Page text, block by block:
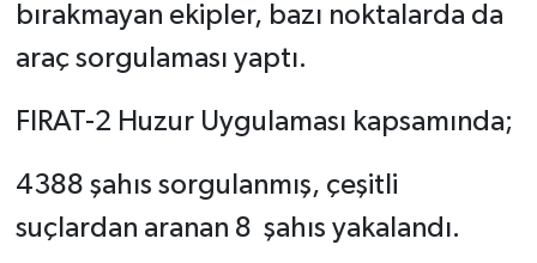
bırakmayan ekipler, bazı noktalarda da
araç sorgulaması yaptı.
FIRAT-2 Huzur Uygulaması kapsamında;
4388 şahıs sorgulanmış, çeşitli
suçlardan aranan 8 şahıs yakalandı.